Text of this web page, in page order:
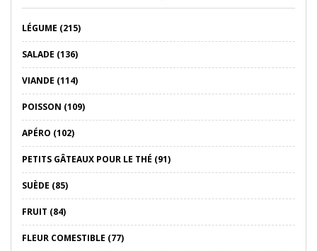
LÉGUME (215)
SALADE (136)
VIANDE (114)
POISSON (109)
APÉRO (102)
PETITS GÂTEAUX POUR LE THÉ (91)
SUÈDE (85)
FRUIT (84)
FLEUR COMESTIBLE (77)